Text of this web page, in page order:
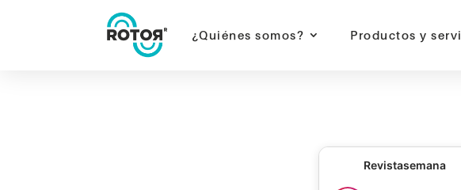
¿Quiénes somos? Productos y
Innovación empresarial | Transformación digital | Colombia |
Revistasemana